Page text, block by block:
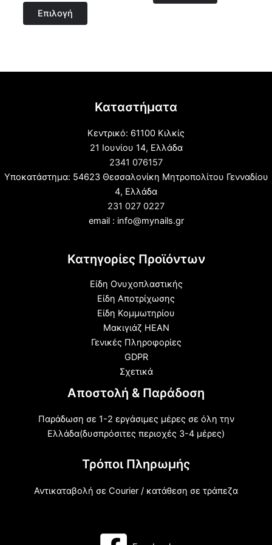
Επιλογή
προϊόντος
Καταστήματα
Κεντρικό: 61100 Κιλκίς
21 Ιουνίου 14, Ελλάδα
2341 076157
Υποκατάστημα: 54623 Θεσσαλονίκη Μητροπολίτου Γενναδίου
4, Ελλάδα
231 027 0227
email : info@mynails.gr
Κατηγορίες Προϊόντων
Είδη Ονυχοπλαστικής
Είδη Αποτρίχωσης
Είδη Κομμωτηρίου
Μακιγιάζ HEAN
Γενικές Πληροφορίες
GDPR
Σχετικά
Αποστολή & Παράδοση
Παράδωση σε 1-2 εργάσιμες μέρες σε όλη την
Ελλάδα(δυσπρόσιτες περιοχές 3-4 μέρες)
Τρόποι Πληρωμής
Αντικαταβολή σε Courier / κατάθεση σε τράπεζα